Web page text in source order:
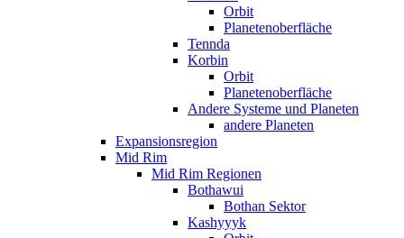
Orbit
Planetenoberfläche
Tennda
Korbin
Orbit
Planetenoberfläche
Andere Systeme und Planeten
andere Planeten
Expansionsregion
Mid Rim
Mid Rim Regionen
Bothawui
Bothan Sektor
Kashyyyk